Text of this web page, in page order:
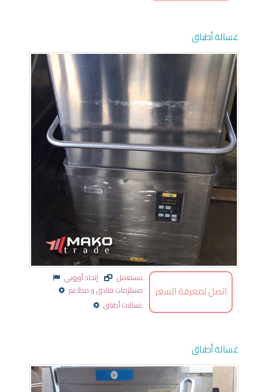
غسالة أطباق
اتصل لمعرفة السعر
مستعمل
إتحاد أوروبي
مستلزمات فنادق و مطاعم
غسالات أطباق
غسالة أطباق